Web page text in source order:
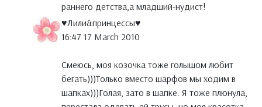
раннего детства,а младший-нудист!
♥Лили&принцессы♥
16:47 17 March 2010
Смеюсь, моя козочка тоже голышом любит
бегать)))Только вместо шарфов мы ходим в
шапках)))Голая, зато в шапке. Я тоже плюнула,